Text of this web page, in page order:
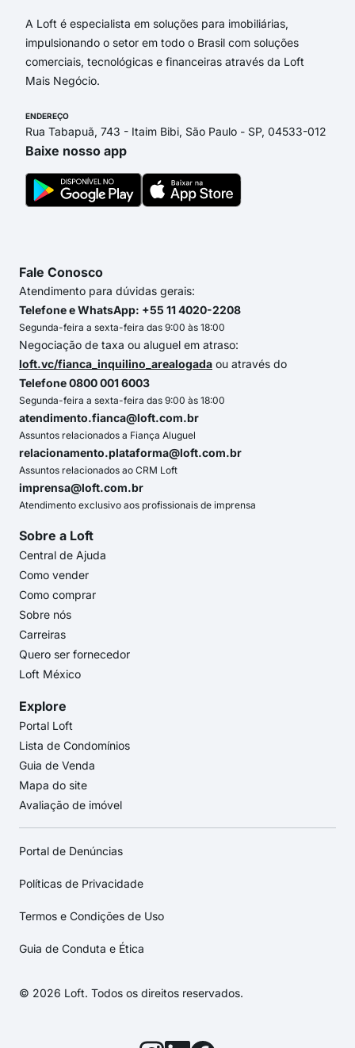
A Loft é especialista em soluções para imobiliárias,
impulsionando o setor em todo o Brasil com soluções
comerciais, tecnológicas e financeiras através da Loft
Mais Negócio.
ENDEREÇO
Rua Tabapuã, 743 - Itaim Bibi, São Paulo - SP, 04533-012
Baixe nosso app
Fale Conosco
Atendimento para dúvidas gerais:
Telefone e WhatsApp: +55 11 4020-2208
Segunda-feira a sexta-feira das 9:00 às 18:00
Negociação de taxa ou aluguel em atraso:
loft.vc/fianca_inquilino_arealogada ou através do
Telefone 0800 001 6003
Segunda-feira a sexta-feira das 9:00 às 18:00
atendimento.fianca@loft.com.br
Assuntos relacionados a Fiança Aluguel
relacionamento.plataforma@loft.com.br
Assuntos relacionados ao CRM Loft
imprensa@loft.com.br
Atendimento exclusivo aos profissionais de imprensa
Sobre a Loft
Central de Ajuda
Como vender
Como comprar
Sobre nós
Carreiras
Quero ser fornecedor
Loft México
Explore
Portal Loft
Lista de Condomínios
Guia de Venda
Mapa do site
Avaliação de imóvel
Portal de Denúncias
Políticas de Privacidade
Termos e Condições de Uso
Guia de Conduta e Ética
© 2026 Loft. Todos os direitos reservados.